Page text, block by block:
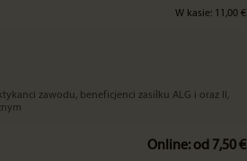
W kasie: 11,00 €
zawodu, beneficjenci zasiłku ALG i oraz II,
Online: od 7,50 €